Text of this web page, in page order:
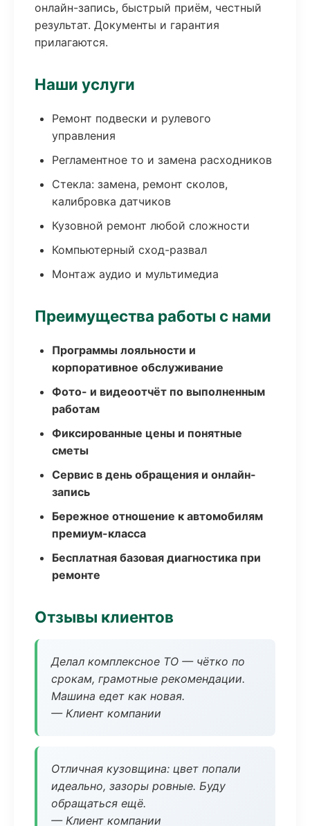
онлайн-запись, быстрый приём, честный
результат. Документы и гарантия
прилагаются.
Наши услуги
Ремонт подвески и рулевого
управления
Регламентное то и замена расходников
Стекла: замена, ремонт сколов,
калибровка датчиков
Кузовной ремонт любой сложности
Компьютерный сход-развал
Монтаж аудио и мультимедиа
Преимущества работы с нами
Программы лояльности и
корпоративное обслуживание
Фото- и видеоотчёт по выполненным
работам
Фиксированные цены и понятные
сметы
Сервис в день обращения и онлайн-
запись
Бережное отношение к автомобилям
премиум-класса
Бесплатная базовая диагностика при
ремонте
Отзывы клиентов
Делал комплексное ТО — чётко по
срокам, грамотные рекомендации.
Машина едет как новая.
— Клиент компании
Отличная кузовщина: цвет попали
идеально, зазоры ровные. Буду
обращаться ещё.
— Клиент компании